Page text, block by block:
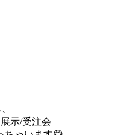
示/受注会